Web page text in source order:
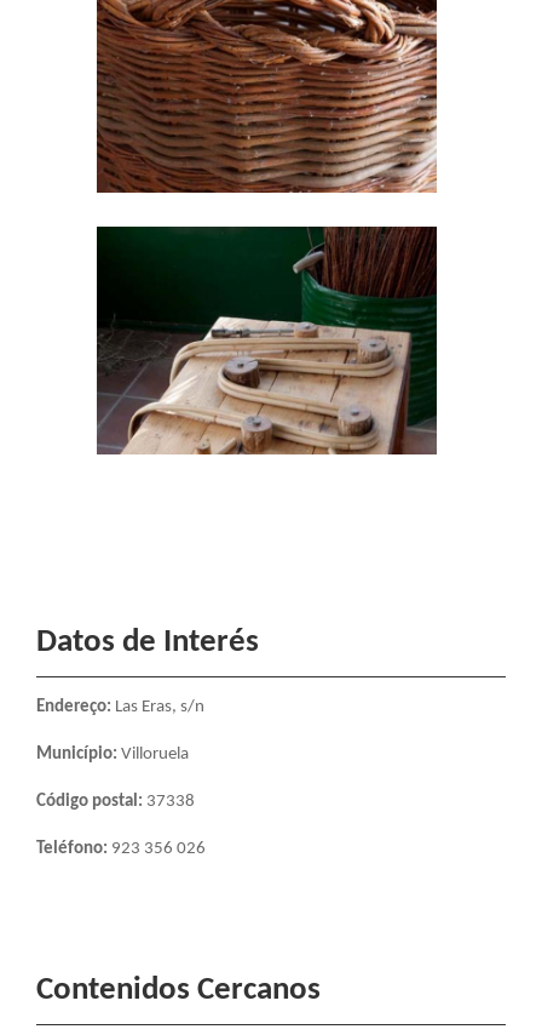
Datos de Interés
Endereço: Las Eras, s/n
Município: Villoruela
Código postal: 37338
Teléfono: 923 356 026
Contenidos Cercanos